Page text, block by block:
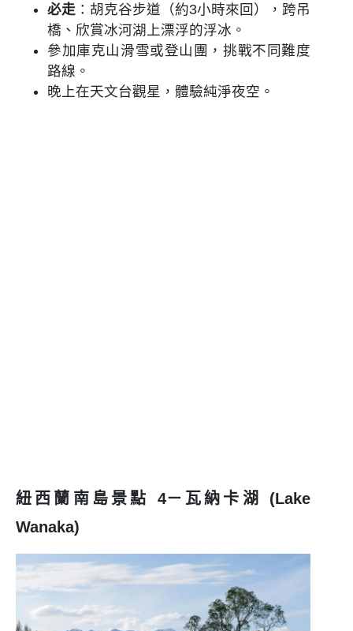
必走 ：胡克谷步道（約3小時來回），跨吊
橋、欣賞冰河湖上漂浮的浮冰。
參加庫克山滑雪或登山團，挑戰不同難度
路線。
晚上在天文台觀星，體驗純淨夜空。
紐西蘭南島景點 4－瓦納卡湖 (Lake
Wanaka)